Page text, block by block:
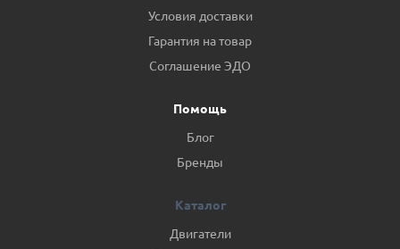
Условия доставки
Гарантия на товар
Соглашение ЭДО
Помощь
Блог
Бренды
Каталог
Двигатели